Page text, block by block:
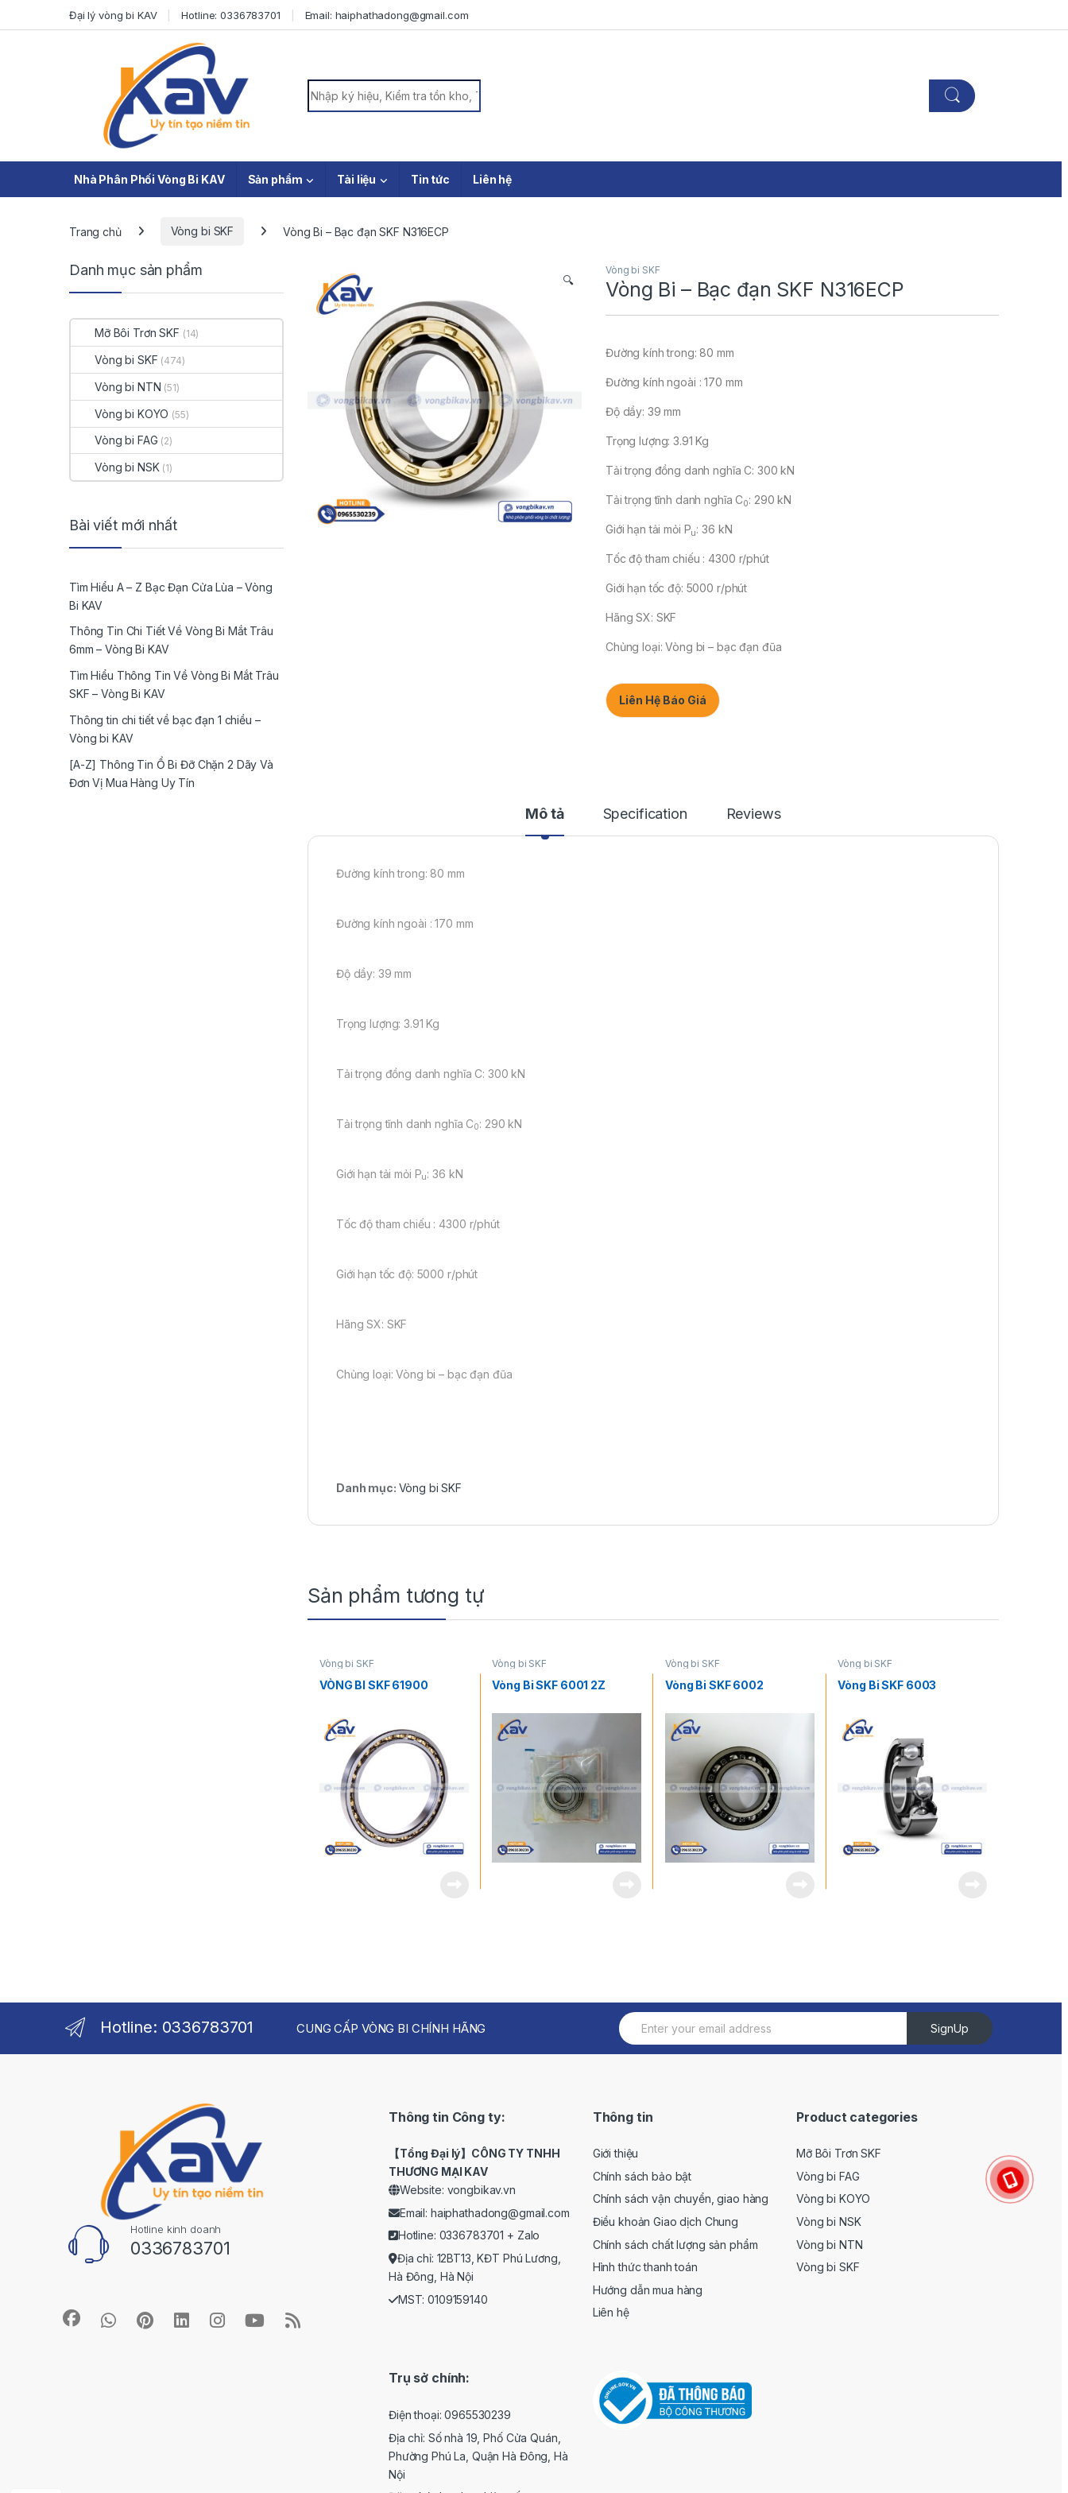
Skip to navigation
Skip to contentĐại lý vòng bi KAV Hotline: 0336783701 Email: haiphathadong@gmail.com
Search for:
Nhà Phân Phối Vòng Bi KAV Sản phẩm Tài liệu Tin tức Liên hệ
Trang chủ Vòng bi SKF Vòng Bi – Bạc đạn SKF N316ECP
🔍
Vòng bi SKF
Vòng Bi – Bạc đạn SKF N316ECP
Đường kính trong: 80 mm
Đường kính ngoài : 170 mm
Độ dầy: 39 mm
Trọng lượng: 3.91 Kg
Tải trọng đồng danh nghĩa C: 300 kN
Tải trọng tĩnh danh nghĩa C0: 290 kN
Giới hạn tải mỏi Pu: 36 kN
Tốc độ tham chiếu : 4300 r/phút
Giới hạn tốc độ: 5000 r/phút
Hãng SX: SKF
Chủng loại: Vòng bi – bạc đạn đũa
Liên Hệ Báo Giá
Mô tả Specification Reviews
Đường kính trong: 80 mm
Đường kính ngoài : 170 mm
Độ dầy: 39 mm
Trọng lượng: 3.91 Kg
Tải trọng đồng danh nghĩa C: 300 kN
Tải trọng tĩnh danh nghĩa C0: 290 kN
Giới hạn tải mỏi Pu: 36 kN
Tốc độ tham chiếu : 4300 r/phút
Giới hạn tốc độ: 5000 r/phút
Hãng SX: SKF
Chủng loại: Vòng bi – bạc đạn đũa
Danh mục: Vòng bi SKF
Sản phẩm tương tự
Vòng bi SKF
VÒNG BI SKF 61900
Vòng bi SKF
Vòng Bi SKF 6001 2Z
Vòng bi SKF
Vòng Bi SKF 6002
Vòng bi SKF
Vòng Bi SKF 6003
Danh mục sản phẩm
Mỡ Bôi Trơn SKF (14)
Vòng bi SKF (474)
Vòng bi NTN (51)
Vòng bi KOYO (55)
Vòng bi FAG (2)
Vòng bi NSK (1)
Bài viết mới nhất
Tìm Hiểu A – Z Bạc Đạn Cửa Lùa – Vòng
Bi KAV
Thông Tin Chi Tiết Về Vòng Bi Mắt Trâu
6mm – Vòng Bi KAV
Tìm Hiểu Thông Tin Về Vòng Bi Mắt Trâu
SKF – Vòng Bi KAV
Thông tin chi tiết về bạc đạn 1 chiều –
Vòng bi KAV
[A-Z] Thông Tin Ổ Bi Đỡ Chặn 2 Dãy Và
Đơn Vị Mua Hàng Uy Tín
Hotline: 0336783701 CUNG CẤP VÒNG BI CHÍNH HÃNG SignUp
Hotline kinh doanh
0336783701
Thông tin Công ty:
【Tổng Đại lý】CÔNG TY TNHH
THƯƠNG MẠI KAV
Website: vongbikav.vn
Email: haiphathadong@gmail.com
Hotline: 0336783701 + Zalo
Địa chỉ: 12BT13, KĐT Phú Lương,
Hà Đông, Hà Nội
MST: 0109159140
Thông tin
Giới thiệu
Chính sách bảo bật
Chính sách vận chuyển, giao hàng
Điều khoản Giao dịch Chung
Chính sách chất lượng sản phẩm
Hình thức thanh toán
Hướng dẫn mua hàng
Liên hệ
Product categories
Mỡ Bôi Trơn SKF
Vòng bi FAG
Vòng bi KOYO
Vòng bi NSK
Vòng bi NTN
Vòng bi SKF
Trụ sở chính:
Điện thoại: 0965530239
Địa chỉ: Số nhà 19, Phố Cửa Quán,
Phường Phú La, Quận Hà Đông, Hà
Nội